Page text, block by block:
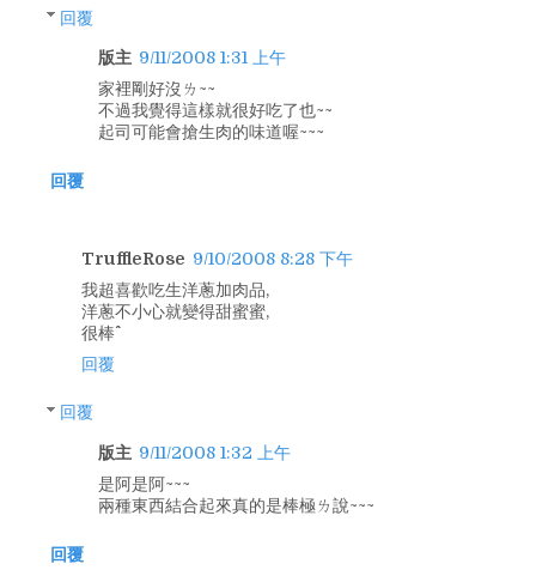
回覆
版主 9/11/2008 1:31 上午
家裡剛好沒ㄌ~~
不過我覺得這樣就很好吃了也~~
起司可能會搶生肉的味道喔~~~
回覆
TruffleRose 9/10/2008 8:28 下午
我超喜歡吃生洋蔥加肉品,
洋蔥不小心就變得甜蜜蜜,
很棒^^
回覆
回覆
版主 9/11/2008 1:32 上午
是阿是阿~~~
兩種東西結合起來真的是棒極ㄌ說~~~
回覆